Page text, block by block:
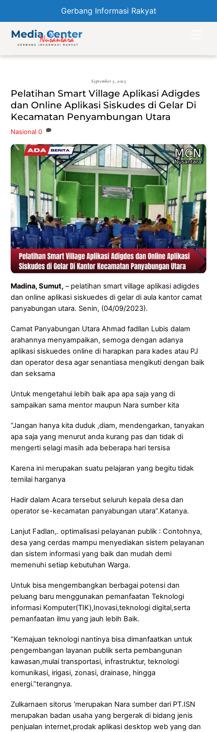
Gerbang Informasi Rakyat
content
September 5, 2023
Pelatihan Smart Village Aplikasi Adigdes
dan Online Aplikasi Siskudes di Gelar Di
Kecamatan Penyambungan Utara
Nasional 0
Madina, Sumut, – pelatihan smart village aplikasi adigdes
dan online aplikasi siskuedes di gelar di aula kantor camat
panyabungan utara. Senin, (04/09/2023).
Camat Panyabungan Utara Ahmad fadllan Lubis dalam
arahannya menyampaikan, semoga dengan adanya
aplikasi siskuedes online di harapkan para kades atau PJ
dan operator desa agar senantiasa mengikuti dengan baik
dan seksama
Untuk mengetahui lebih baik apa apa saja yang di
sampaikan sama mentor maupun Nara sumber kita
“Jangan hanya kita duduk ,diam, mendengarkan, tanyakan
apa saja yang menurut anda kurang pas dan tidak di
mengerti selagi masih ada beberapa hari tersisa
Karena ini merupakan suatu pelajaran yang begitu tidak
ternilai harganya
Hadir dalam Acara tersebut seluruh kepala desa dan
operator se-kecamatan panyabungan utara”.Katanya.
Lanjut Fadlan,. optimalisasi pelayanan publik : Contohnya,
desa yang cerdas mampu menyediakan sistem pelayanan
dan sistem informasi yang baik dan mudah demi
memenuhi setiap kebutuhan Warga.
Untuk bisa mengembangkan berbagai potensi dan
peluang baru menggunakan pemanfaatan Teknologi
informasi Komputer(TIK),Inovasi,teknologi digital,serta
pemanfaatan ilmu yang jauh lebih Baik.
“Kemajuan teknologi nantinya bisa dimanfaatkan untuk
pengembangan layanan publik serta pembangunan
kawasan,mulai transportasi, infrastruktur, teknologi
komunikasi, irigasi, zonasi, drainase, hingga
energi.”terangnya.
Zulkarnaen sitorus ‘merupakan Nara sumber dari PT.ISN
merupakan badan usaha yang bergerak di bidang jenis
penjualan internet,prodak aplikasi desktop web yang dan